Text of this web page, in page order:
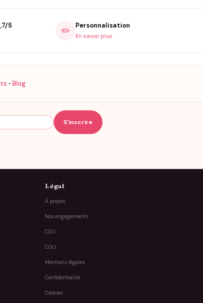
5 ✏️ Personnalisation
En savoir plus
• Blog
Légal
À propos
Nos engagements
CGV
CGU
Mentions légales
Confidentialité
Cookies